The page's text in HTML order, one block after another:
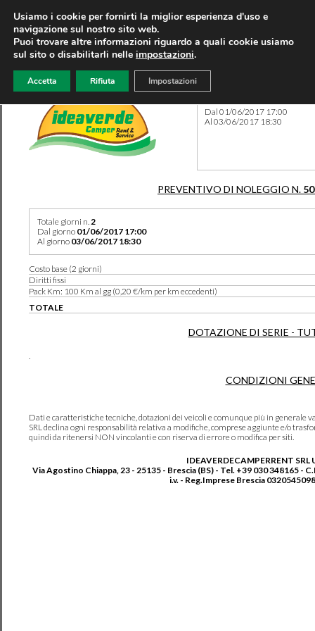
Dal 01/06/2017 17:00
Al 03/06/2017 18:30
PREVENTIVO DI NOLEGGIO N.
Totale giorni n.2
Dal giorno 01/06/2017 17:00
Al giorno 03/06/2017 18:30
Costo base (2 giorni)
Diritti fissi
Pack Km: 100 Km al gg (0,20 €/km per km eccedenti)
TOTALE
DOTAZIONE DI SERIE -
.
CONDIZIONI
Dati e caratteristiche tecniche, dotazioni dei veicoli e comunque più in generale
SRL declina ogni responsabilità relativa a modifiche, comprese aggiunte e/o
quindi da ritenersi NON vincolanti e con riserva di errore o modifica per siti.
IDEAVERDECAMPERRENT SRL
Via Agostino Chiappa, 23 - 25135 - Brescia (BS) - Tel. +39 030 348165 -
i.v. - Reg.Imprese Brescia
Usiamo i cookie per fornirti la miglior esperienza d'uso e
navigazione sul nostro sito web.
Puoi trovare altre informazioni riguardo a quali cookie usiamo
sul sito o disabilitarli nelle impostazioni.
Accetta Rifiuta Impostazioni